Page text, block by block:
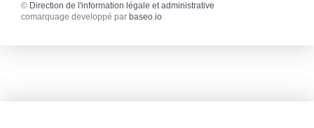
© Direction de l'information légale et administrative
comarquage developpé par baseo.io